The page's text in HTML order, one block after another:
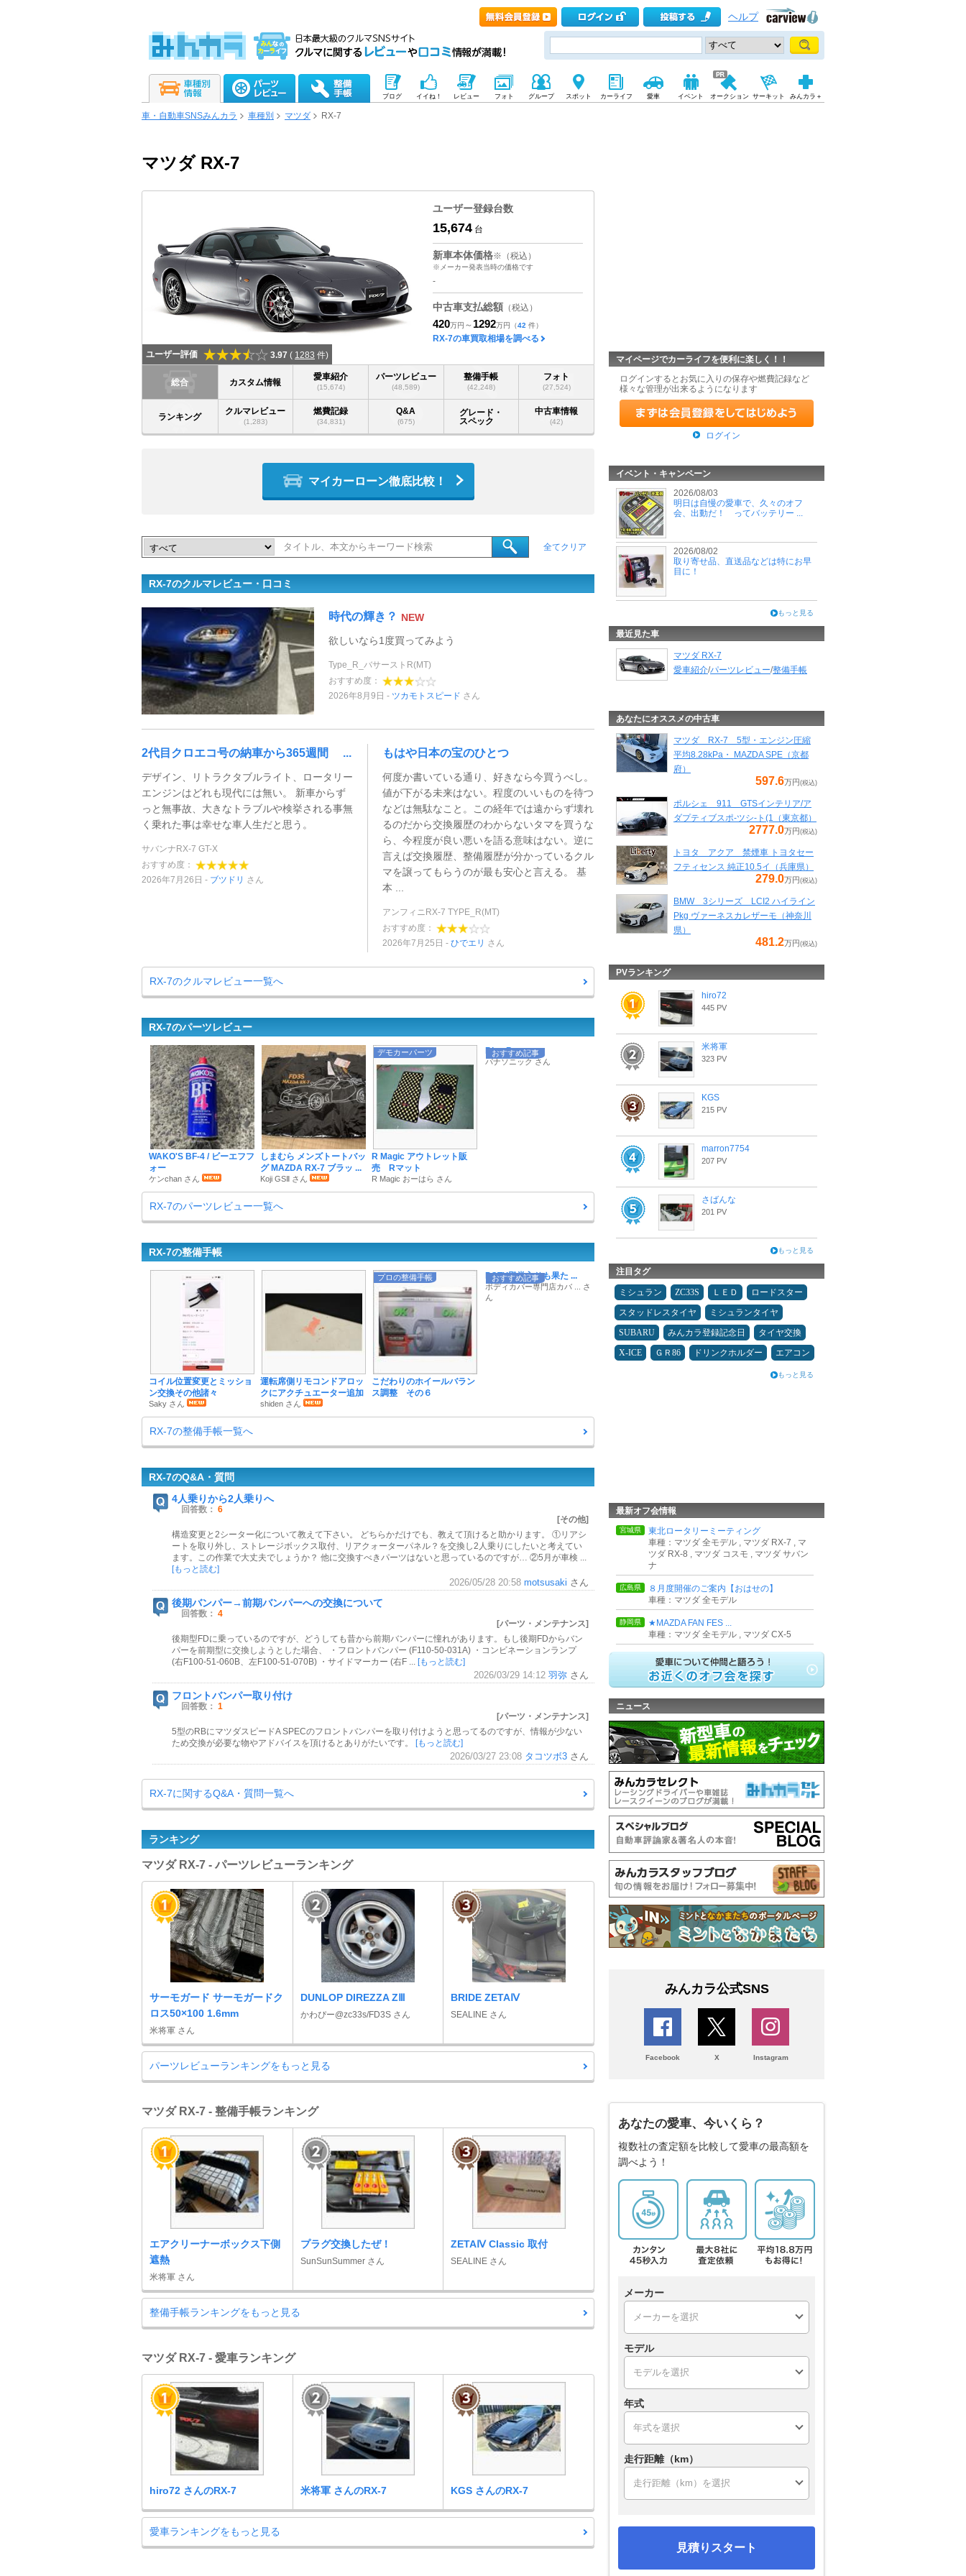
ヘルプ
ブログ イイね！ レビュー フォト グループ スポット カーライフ 愛車 イベント オークション サーキット みんカラ＋
車・自動車SNSみんカラ 車種別 マツダ RX-7
マツダ RX-7
ユーザー評価 3.97 ( 1283 件)
ユーザー登録台数
15,674 台
新車本体価格※（税込）
※メーカー発表当時の価格です
-
中古車支払総額 （税込）
420万円 ～ 1292万円 （42 件）
RX-7の車買取相場を調べる
総合 カスタム情報
愛車紹介
(15,674)
パーツレビュー
(48,589)
整備手帳
(42,248)
フォト
(27,524)
ランキング
クルマレビュー
(1,283)
燃費記録
(34,831)
Q&A
(675)
グレード・
スペック
中古車情報
(42)
マイカーローン徹底比較！
全てクリア
RX-7のクルマレビュー・口コミ
時代の輝き？ NEW
欲しいなら1度買ってみよう
Type_R_バサーストR(MT)
おすすめ度：
2026年8月9日
ツカモトスピード さん
2代目クロエコ号の納車から365週間 ...
デザイン、リトラクタブルライト、ロータリー
エンジンはどれも現代には無い。 新車からず
っと無事故、大きなトラブルや検挙される事無
く乗れた事は幸せな車人生だと思う。
サバンナRX-7 GT-X
おすすめ度：
2026年7月26日
ブツドリ さん
もはや日本の宝のひとつ
何度か書いている通り、好きなら今買うべし。
値が下がる未来はない。程度のいいものを待つ
などは無駄なこと。この経年では遠からず壊れ
るのだから交換履歴のわからないタマを買うな
ら、今程度が良い悪いを語る意味はない。逆に
言えば交換履歴、整備履歴が分かっているクル
マを譲ってもらうのが最も安心と言える。 基
本 ...
アンフィニRX-7 TYPE_R(MT)
おすすめ度：
2026年7月25日
ひでエリ さん
RX-7のクルマレビュー一覧へ
RX-7のパーツレビュー
WAKO'S BF-4 / ビーエフフ
ォー
ケンchan さん
しまむら メンズトートバッ
グ MAZDA RX-7 ブラッ ...
Koji GSⅡ さん
デモカーパーツ
R Magic アウトレット販
売 Rマット
R Magic おーはら さん
おすすめ記事
Blue Batter ...
パナソニック さん
RX-7のパーツレビュー一覧へ
RX-7の整備手帳
コイル位置変更とミッショ
ン交換その他諸々
Saky さん
運転席側リモコンドアロッ
クにアクチュエーター追加
shiden さん
プロの整備手帳
こだわりのホイールバラン
ス調整 その６
おすすめ記事
POTY殿堂入りも果た ...
ボディカバー専門店カバ ... さ
ん
RX-7の整備手帳一覧へ
RX-7のQ&A・質問
4人乗りから2人乗りへ
回答数： 6
[その他]
構造変更と2シーター化について教えて下さい。 どちらかだけでも、教えて頂けると助かります。 ①リアシ
ートを取り外し、ストレージボックス取付、リアクォーターパネル？を交換し2人乗りにしたいと考えてい
ます。この作業で大丈夫でしょうか？ 他に交換すべきパーツはないと思っているのですが… ②5月が車検 ...
[もっと読む]
2026/05/28 20:58 motsusaki さん
後期バンパー→前期バンパーへの交換について
回答数： 4
[パーツ・メンテナンス]
後期型FDに乗っているのですが、どうしても昔から前期バンパーに憧れがあります。もし後期FDからバン
パーを前期型に交換しようとした場合、 ・フロントバンパー (F110-50-031A) ・コンビネーションランプ
(右F100-51-060B、左F100-51-070B) ・サイドマーカー (右F ... [もっと読む]
2026/03/29 14:12 羽弥 さん
フロントバンパー取り付け
回答数： 1
[パーツ・メンテナンス]
5型のRBにマツダスピードA SPECのフロントバンパーを取り付けようと思ってるのですが、情報が少ない
ため交換が必要な物やアドバイスを頂けるとありがたいです。
[もっと読む]
2026/03/27 23:08 タコツボ3 さん
RX-7に関するQ&A・質問一覧へ
ランキング
マツダ RX-7 - パーツレビューランキング
サーモガード サーモガードク
ロス50×100 1.6mm
米将軍 さん
DUNLOP DIREZZA ZⅢ
かわぴー@zc33s/FD3S さん
BRIDE ZETAⅣ
SEALINE さん
パーツレビューランキングをもっと見る
マツダ RX-7 - 整備手帳ランキング
エアクリーナーボックス下側
遮熱
米将軍 さん
プラグ交換したぜ！
SunSunSummer さん
ZETAⅣ Classic 取付
SEALINE さん
整備手帳ランキングをもっと見る
マツダ RX-7 - 愛車ランキング
hiro72 さんのRX-7 米将軍 さんのRX-7 KGS さんのRX-7
愛車ランキングをもっと見る
マイページでカーライフを便利に楽しく！！
ログインするとお気に入りの保存や燃費記録など
様々な管理が出来るようになります
ログイン
イベント・キャンペーン
2026/08/03
明日は自慢の愛車で、久々のオフ
会、出動だ！ ってバッテリー ...
2026/08/02
取り寄せ品、直送品などは特にお早
目に！
もっと見る
最近見た車
マツダ RX-7
愛車紹介/パーツレビュー/整備手帳
あなたにオススメの中古車
マツダ RX-7 5型・エンジン圧縮
平均8.28kPa・ MAZDA SPE（京都
府）
597.6万円 (税込)
ポルシェ 911 GTSインテリア/ア
ダプティブスポ-ツシ-ト(1（東京都）
2777.0万円 (税込)
トヨタ アクア 禁煙車 トヨタセー
フティセンス 純正10.5イ（兵庫県）
279.0万円 (税込)
BMW 3シリーズ LCI2 ハイライン
Pkg ヴァーネスカレザーモ（神奈川
県）
481.2万円 (税込)
PVランキング
hiro72
445 PV
米将軍
323 PV
KGS
215 PV
marron7754
207 PV
さばんな
201 PV
もっと見る
注目タグ
ミシュラン ZC33S ＬＥＤ
ロードスター
スタッドレスタイヤ
ミシュランタイヤ
SUBARU
みんカラ登録記念日
タイヤ交換
X-ICE
ＧＲ86 ドリンクホルダー エアコン
もっと見る
最新オフ会情報
宮城県
東北ロータリーミーティング
車種：マツダ 全モデル , マツダ RX-7 , マ
ツダ RX-8 , マツダ コスモ , マツダ サバン
ナ
広島県
８月度開催のご案内【おはせの】
車種：マツダ 全モデル
静岡県
★MAZDA FAN FES ...
車種：マツダ 全モデル , マツダ CX-5
ニュース
みんカラ公式SNS
Facebook X Instagram
あなたの愛車、今いくら？
複数社の査定額を比較して愛車の最高額を
調べよう！
メーカー
モデル
年式
走行距離（km）
見積りスタート